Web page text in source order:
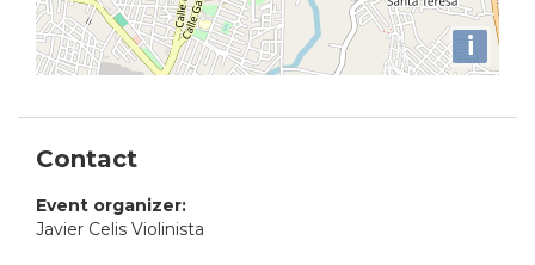
i
Contact
Event organizer:
Javier Celis Violinista